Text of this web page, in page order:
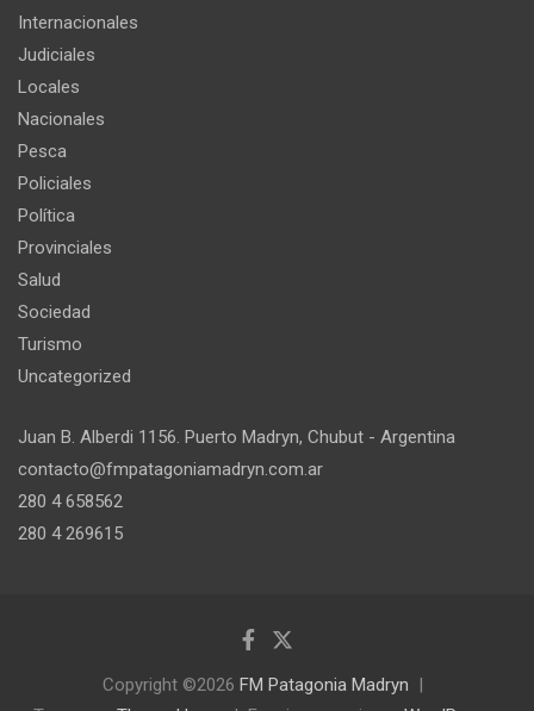
Internacionales
Judiciales
Locales
Nacionales
Pesca
Policiales
Política
Provinciales
Salud
Sociedad
Turismo
Uncategorized
Juan B. Alberdi 1156. Puerto Madryn, Chubut - Argentina
contacto@fmpatagoniamadryn.com.ar
280 4 658562
280 4 269615
Copyright ©2026 FM Patagonia Madryn